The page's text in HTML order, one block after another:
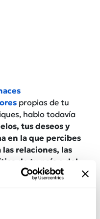
propias de tu
hablo todavía
tus deseos y
en la que percibes
relaciones, las
de tu país o del
de nuestro